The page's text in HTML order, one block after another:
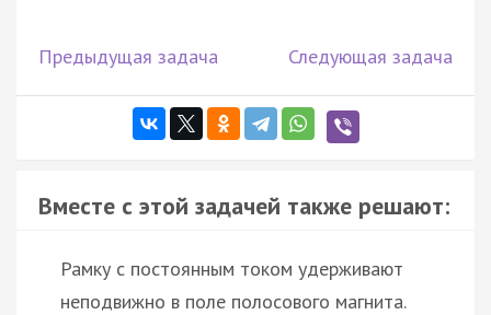
Предыдущая задача Следующая задача
Вместе с этой задачей также решают:
Рамку с постоянным током удерживают
неподвижно в поле полосового магнита.